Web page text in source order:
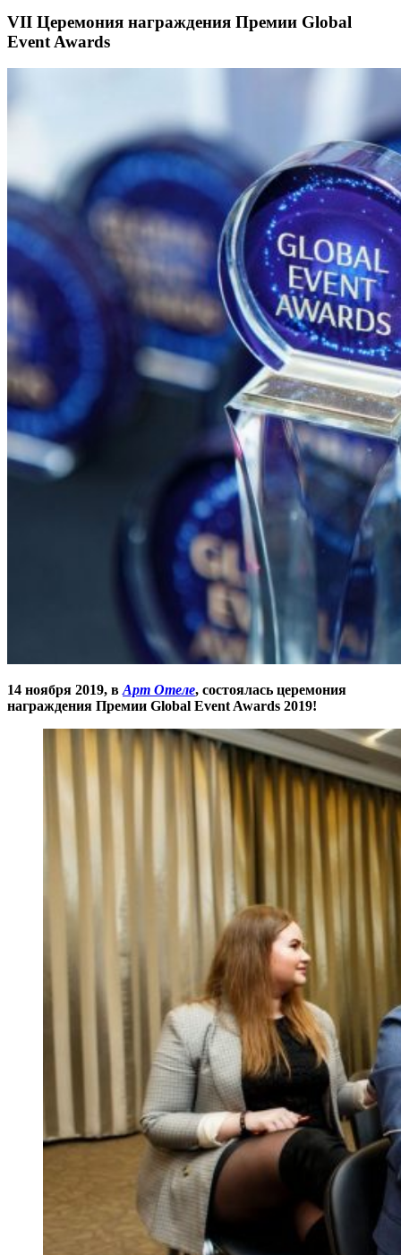
VII Церемония награждения Премии Global
Event Awards
14 ноября 2019, вАрт Отеле, состоялась церемония
награждения Премии Global Event Awards 2019!